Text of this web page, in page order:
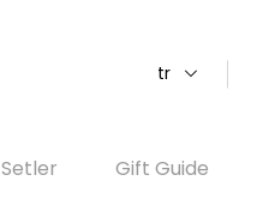
tr
Setler Gift Guide